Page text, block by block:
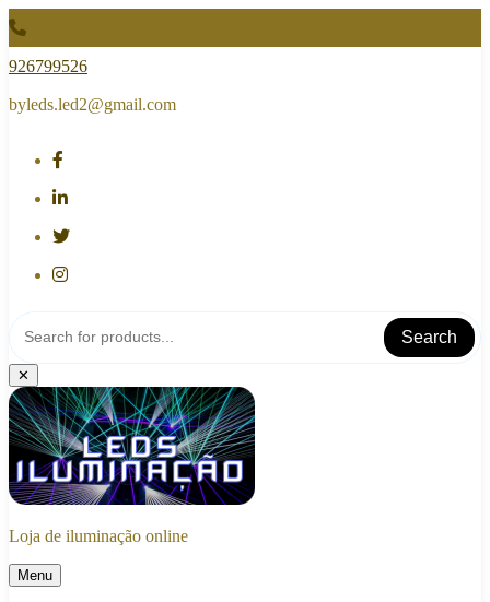
Skip
to
content
926799526
byleds.led2@gmail.com
Search
✕
Loja de iluminação online
Menu